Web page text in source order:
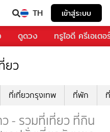
TH เข้าสู่ระบบ
ดูดวง ทรูไอดี ครีเอเตอ
ยว
ที่เที่ยวกรุงเทพ ที่พัก
- รวมที่เที่ยว ที่กิน